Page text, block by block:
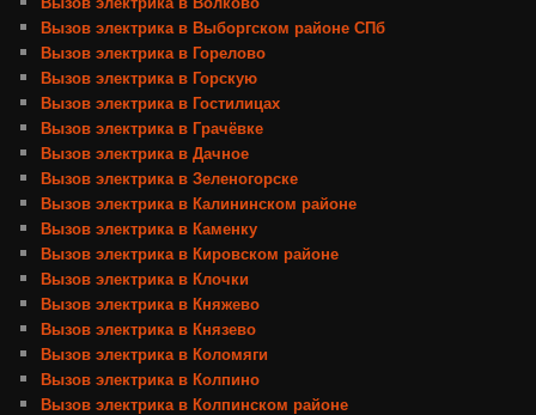
Вызов электрика в Выборгском районе СПб
Вызов электрика в Горелово
Вызов электрика в Горскую
Вызов электрика в Гостилицах
Вызов электрика в Грачёвке
Вызов электрика в Дачное
Вызов электрика в Зеленогорске
Вызов электрика в Калининском районе
Вызов электрика в Каменку
Вызов электрика в Кировском районе
Вызов электрика в Клочки
Вызов электрика в Княжево
Вызов электрика в Князево
Вызов электрика в Коломяги
Вызов электрика в Колпино
Вызов электрика в Колпинском районе